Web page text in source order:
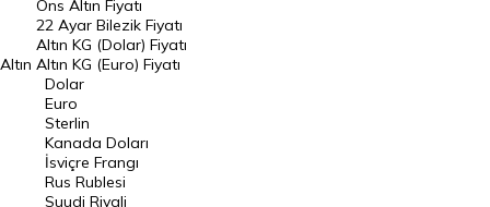
Döviz Kuru
Dolar Kuru
Euro Kuru
Pound Kuru
Frank Kuru
Riyal Kuru
Altın
Ons Altın Fiyatı
22 Ayar Bilezik Fiyatı
Altın KG (Dolar) Fiyatı
Altın KG (Euro) Fiyatı
Dolar
Euro
Sterlin
Kanada Doları
İsviçre Frangı
Rus Rublesi
Suudi Riyali